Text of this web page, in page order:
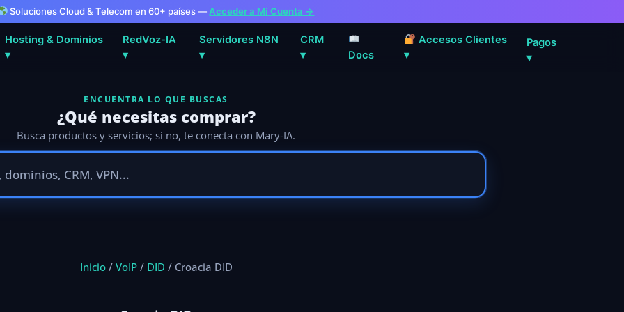
Soluciones Cloud & Telecom en 60+ países — Acceder a Mi Cuenta →
Hosting & Dominios
▾
RedVoz-IA
▾
Servidores N8N
▾
CRM
▾
Docs
Accesos Clientes
▾
Pagos
▾
ENCUENTRA LO QUE BUSCAS
¿Qué necesitas comprar?
Busca productos y servicios; si no, te conecta con Mary-IA.
Inicio/ VoIP/ DID / Croacia DID